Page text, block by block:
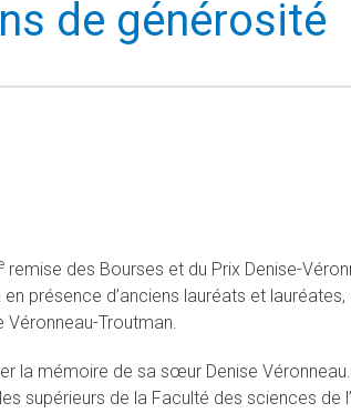
de générosité
remise des Bourses et du Prix Denise-
présence d’anciens lauréats et
Troutman.
la mémoire de sa sœur Denise
supérieurs de la Faculté des sciences de